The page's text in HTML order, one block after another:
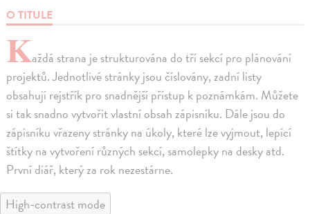
O TITULE
Každá strana je strukturována do tří sekcí pro plánování
projektů. Jednotlivé stránky jsou číslovány, zadní listy
obsahují rejstřík pro snadnější přístup k poznámkám. Můžete
si tak snadno vytvořit vlastní obsah zápisníku. Dále jsou do
zápisníku vřazeny stránky na úkoly, které lze vyjmout, lepící
štítky na vytvoření různých sekcí, samolepky na desky atd.
První diář, který za rok nezestárne.
High-contrast mode